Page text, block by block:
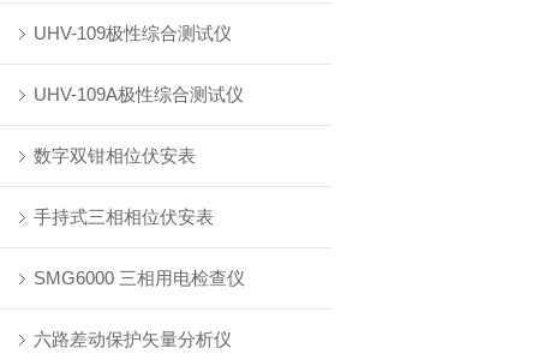
UHV-109极性综合测试仪
UHV-109A极性综合测试仪
数字双钳相位伏安表
手持式三相相位伏安表
SMG6000 三相用电检查仪
六路差动保护矢量分析仪